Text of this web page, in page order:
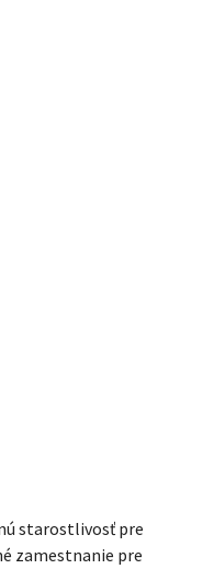
starostlivosť pre
zamestnanie pre